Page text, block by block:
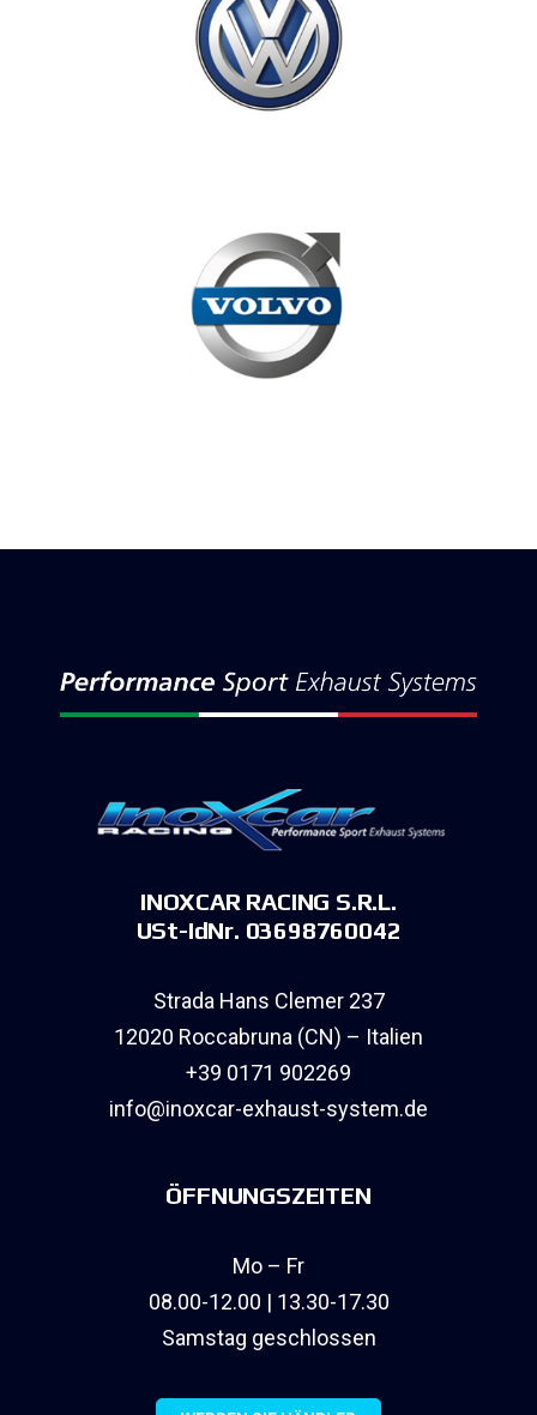
INOXCAR RACING S.R.L.
USt-IdNr. 03698760042
Strada Hans Clemer 237
12020 Roccabruna (CN) – Italien
+39 0171 902269
info@inoxcar-exhaust-system.de
ÖFFNUNGSZEITEN
Mo – Fr
08.00-12.00 | 13.30-17.30
Samstag geschlossen